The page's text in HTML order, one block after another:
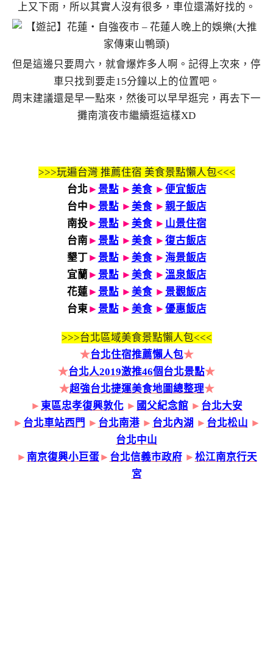
上又下雨，所以其實人沒有很多，車位還滿好找的。
但是這邊只要周六，就會爆炸多人啊。記得上次來，停
車只找到要走15分鐘以上的位置吧。
周末建議還是早一點來，然後可以早早逛完，再去下一
攤南濱夜市繼續逛這樣XD
>>>玩遍台灣 推薦住宿 美食景點懶人包<<<
台北 ► 景點 ► 美食► 便宜飯店
台中 ► 景點 ► 美食► 親子飯店
南投► 景點 ► 美食► 山景住宿
台南► 景點 ► 美食► 復古飯店
墾丁► 景點 ► 美食► 海景飯店
宜蘭 ► 景點 ► 美食► 溫泉飯店
花蓮► 景點 ► 美食► 景觀飯店
台東► 景點 ► 美食► 優惠飯店
>>>台北區域美食景點懶人包<<<
★台北住宿推薦懶人包★
★台北人2019激推46個台北景點★
★超強台北捷運美食地圖總整理★
► 東區忠孝復興敦化 ► 國父紀念館 ► 台北大安
► 台北車站西門 ► 台北南港 ► 台北內湖 ► 台北松山 ►
台北中山
► 南京復興小巨蛋► 台北信義市政府► 松江南京行天
宮